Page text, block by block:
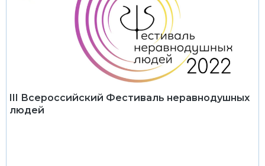
III Всероссийский Фестиваль неравнодушных
людей